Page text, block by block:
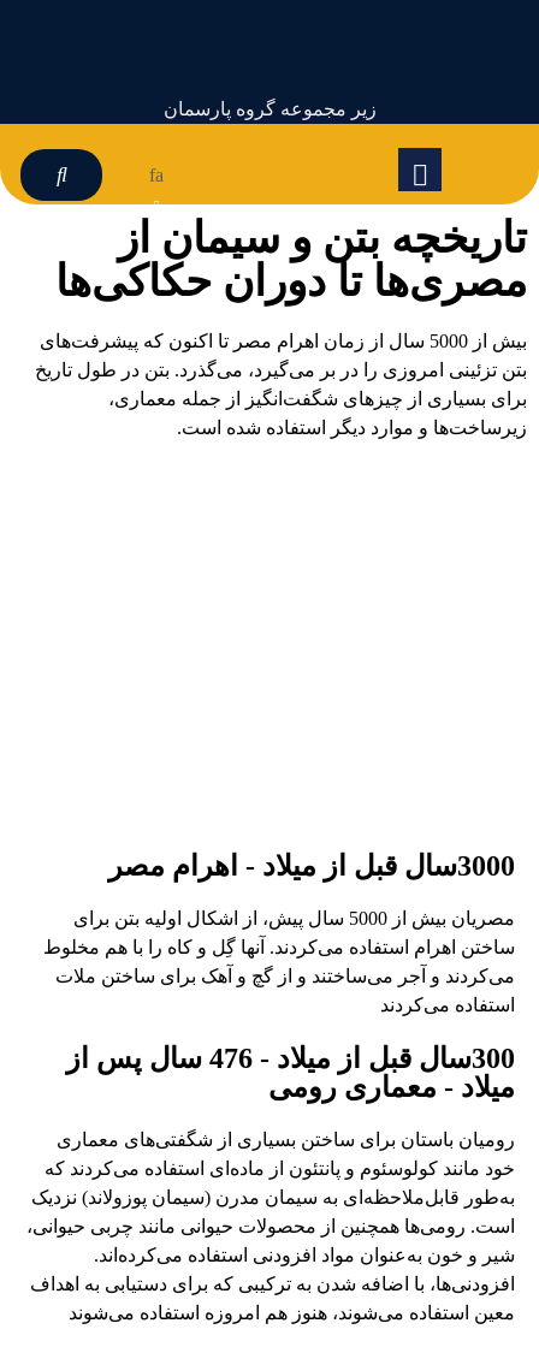
زیر مجموعه گروه پارسمان
fa
تاریخچه بتن و سیمان از
مصری‌ها تا دوران حکاکی‌ها
بیش از 5000 سال از زمان اهرام مصر تا اکنون که پیشرفت‌های
بتن تزئینی امروزی را در بر می‌گیرد، می‌گذرد. بتن در طول تاریخ
برای بسیاری از چیزهای شگفت‌انگیز از جمله معماری،
زیرساخت‌ها و موارد دیگر استفاده شده است.
3000سال قبل از میلاد - اهرام مصر
مصریان بیش از 5000 سال پیش، از اشکال اولیه بتن برای
ساختن اهرام استفاده می‌کردند. آنها گِل و کاه را با هم مخلوط
می‌کردند و آجر می‌ساختند و از گچ و آهک برای ساختن ملات
استفاده می‌کردند
300سال قبل از میلاد - 476 سال پس از
میلاد - معماری رومی
رومیان باستان برای ساختن بسیاری از شگفتی‌های معماری
خود مانند کولوسئوم و پانتئون از ماده‌ای استفاده می‌کردند که
به‌طور قابل‌ملاحظه‌ای به سیمان مدرن (سیمان پوزولاند) نزدیک
است. رومی‌ها همچنین از محصولات حیوانی مانند چربی حیوانی،
شیر و خون به‌عنوان مواد افزودنی استفاده می‌کرده‌اند.
افزودنی‌ها، با اضافه شدن به ترکیبی که برای دستیابی به اهداف
معین استفاده می‌شوند، هنوز هم امروزه استفاده می‌شوند